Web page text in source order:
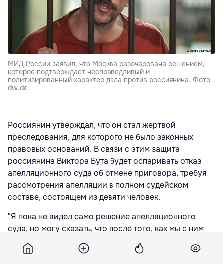
МИД России заявил, что Москва разочарована решением,
которое подтверждает несправедливый и
политизированный характер дела против россиянина. Фото:
dw.de
Россиянин утверждал, что он стал жертвой
преследования, для которого не было законных
правовых оснований. В связи с этим защита
россиянина Виктора Бута будет оспаривать отказ
апелляционного суда об отмене приговора, требуя
рассмотрения апелляции в полном судейском
составе, состоящем из девяти человек.
"Я пока не видел само решение апелляционного
суда, но могу сказать, что после того, как мы с ним
ознакомимся, будем обращаться в МИД России,
чтобы он, в свою очередь, провел переговоры с МИД